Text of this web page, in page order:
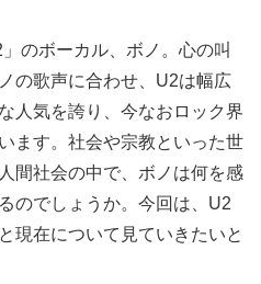
のボーカル、ボノ。心の叫
の歌声に合わせ、U2は幅広
人気を誇り、今なおロック界
ます。社会や宗教といった世
間社会の中で、ボノは何を感
のでしょうか。今回は、U2
現在について見ていきたいと